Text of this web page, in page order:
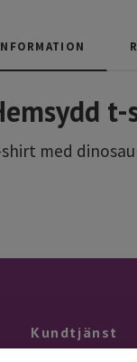
shirt med
Kundtjänst